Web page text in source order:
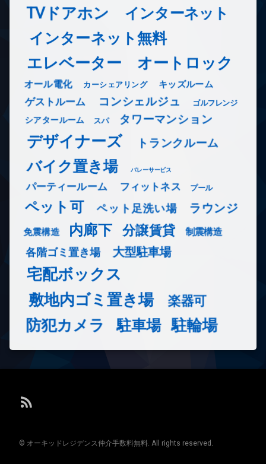
TVドアホン インターネット
インターネット無料
エレベーター オートロック
オール電化 カーシェアリング キッズルーム
ゲストルーム コンシェルジュ ゴルフレンジ
シアタールーム スパ タワーマンション
デザイナーズ トランクルーム
バイク置き場 バレーサービス
パーティールーム フィットネス プール
ペット可 ペット足洗い場 ラウンジ
免震構造 内廊下 分譲賃貸 制震構造
各階ゴミ置き場 大型駐車場
宅配ボックス
敷地内ゴミ置き場
楽器可
防犯カメラ 駐車場 駐輪場
RSS
© オーキッドレジデンス仲介手数料無料. All rights reserved.